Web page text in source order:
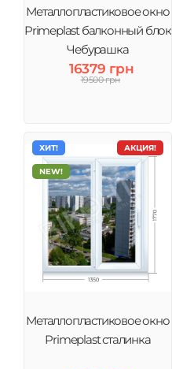
Металлопластиковое окно
Primeplast балконный блок
Чебурашка
16379 грн
19500 грн
АКЦИЯ!
ХИТ!
NEW!
Металлопластиковое окно
Primeplast сталинка